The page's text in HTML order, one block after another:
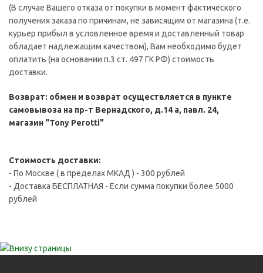
(В случае Вашего отказа от покупки в момент фактического
получения заказа по причинам, не зависящим от магазина (т.е.
курьер прибыл в условленное время и доставленный товар
обладает надлежащим качеством), Вам необходимо будет
оплатить (на основании п.3 ст. 497 ГК РФ) стоимость
доставки.
Возврат: обмен и возврат осуществляется в пункте
самовывоза на пр-т Вернадского, д.14 а, павл. 24,
магазин "Tony Perotti"
Стоимость доставки:
- По Москве ( в пределах МКАД ) - 300 рублей
- Доставка БЕСПЛАТНАЯ - Если сумма покупки более 5000
рублей